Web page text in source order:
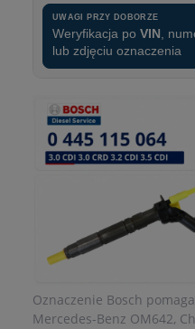
UWAGI PRZY DOBORZE
Weryfikacja po VIN ,
lub zdjęciu oznaczenia
Oznaczenie Bosch
Mercedes-Benz OM642,